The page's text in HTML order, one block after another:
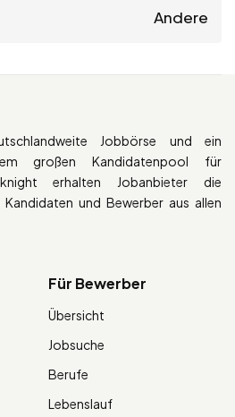
Andere
Jobbörse und ein
großen Kandidatenpool für
erhalten Jobanbieter die
und Bewerber aus allen
Für Bewerber
Übersicht
Jobsuche
Berufe
Lebenslauf